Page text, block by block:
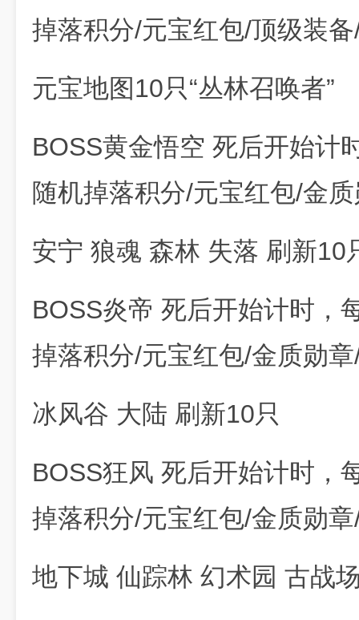
掉落积分/元宝红包/顶级装
元宝地图10只“丛林召唤者”
BOSS黄金悟空 死后开始计
随机掉落积分/元宝红包/金
安宁 狼魂 森林 失落 刷新10
BOSS炎帝 死后开始计时，
掉落积分/元宝红包/金质勋
冰风谷 大陆 刷新10只
BOSS狂风 死后开始计时，
掉落积分/元宝红包/金质勋
地下城 仙踪林 幻术园 古战